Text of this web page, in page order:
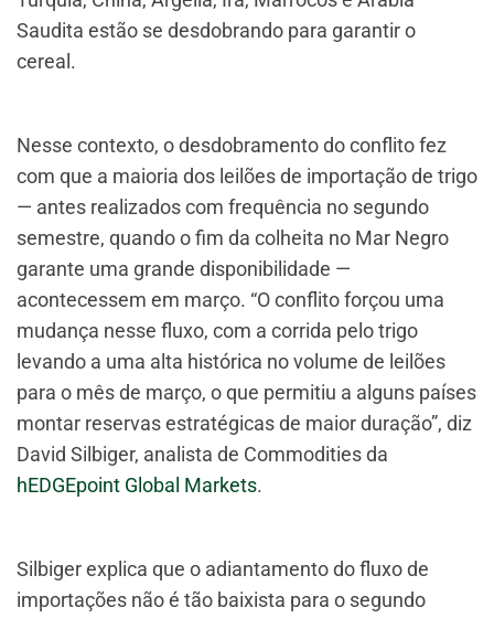
Saudita estão se desdobrando para garantir o
cereal.
Nesse contexto, o desdobramento do conflito fez
com que a maioria dos leilões de importação de trigo
— antes realizados com frequência no segundo
semestre, quando o fim da colheita no Mar Negro
garante uma grande disponibilidade —
acontecessem em março. “O conflito forçou uma
mudança nesse fluxo, com a corrida pelo trigo
levando a uma alta histórica no volume de leilões
para o mês de março, o que permitiu a alguns países
montar reservas estratégicas de maior duração”, diz
David Silbiger, analista de Commodities da
hEDGEpoint Global Markets.
Silbiger explica que o adiantamento do fluxo de
importações não é tão baixista para o segundo